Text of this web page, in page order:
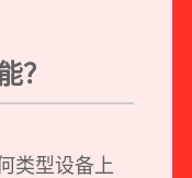
？
类型设备上